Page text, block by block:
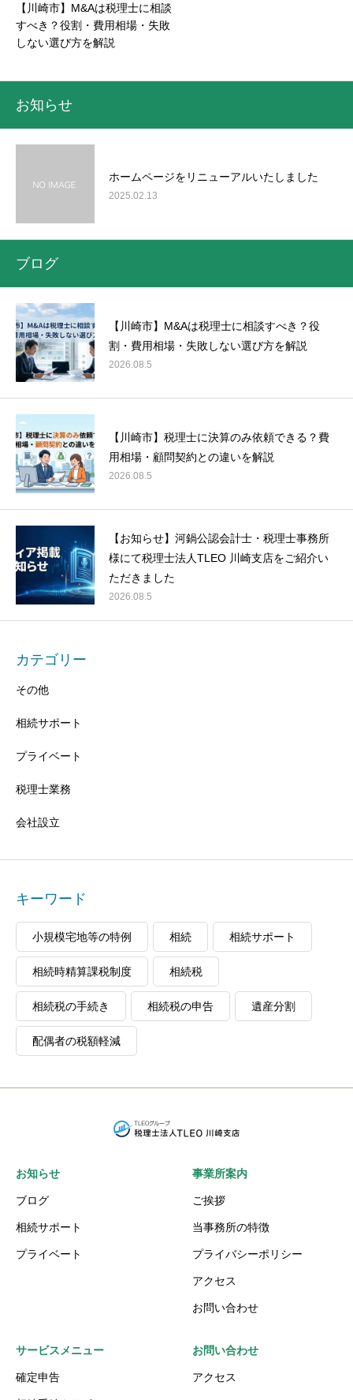
【川崎市】M&Aは税理士に相談
すべき？役割・費用相場・失敗
しない選び方を解説
お知らせ
ホームページをリニューアルいたしました
2025.02.13
ブログ
【川崎市】M&Aは税理士に相談すべき？役
割・費用相場・失敗しない選び方を解説
2026.08.5
【川崎市】税理士に決算のみ依頼できる？費
用相場・顧問契約との違いを解説
2026.08.5
【お知らせ】河鍋公認会計士・税理士事務所
様にて税理士法人TLEO 川崎支店をご紹介い
ただきました
2026.08.5
カテゴリー
その他
相続サポート
プライベート
税理士業務
会社設立
キーワード
小規模宅地等の特例 相続 相続サポート
相続時精算課税制度 相続税
相続税の手続き 相続税の申告 遺産分割
配偶者の税額軽減
お知らせ
ブログ
相続サポート
プライベート
事業所案内
ご挨拶
当事務所の特徴
プライバシーポリシー
アクセス
お問い合わせ
サービスメニュー
確定申告
お問い合わせ
アクセス